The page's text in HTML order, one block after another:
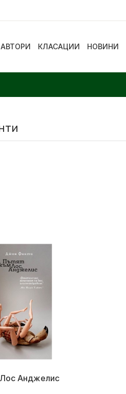
АВТОРИ КЛАСАЦИИ НОВИНИ
Анджелис